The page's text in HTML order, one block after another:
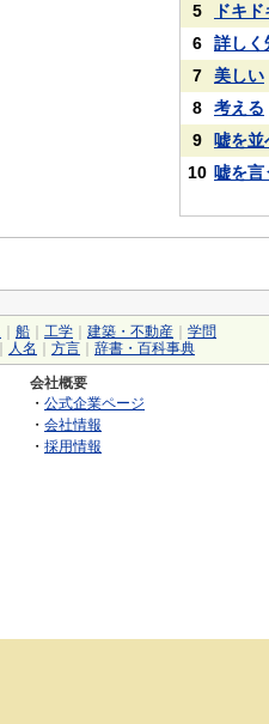
5
ドキ
6
詳しく
7
美しい
8
考える
9
嘘を並
10 嘘を言
船 工学 建築・不動産
学問
人名 方言 辞書・百科事典
会社概要
・ 公式企業ページ
・ 会社情報
・ 採用情報